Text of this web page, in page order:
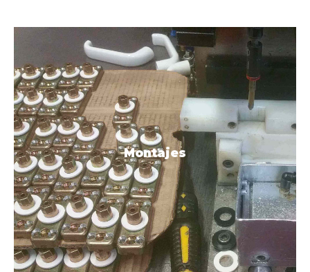
Montajes
Montajes
Consúltalo